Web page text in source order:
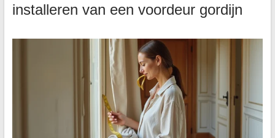
installeren van een voordeur gordijn